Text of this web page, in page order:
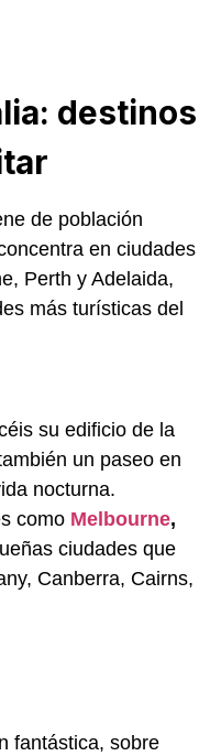
destinos
de población
en ciudades
Perth y Adelaida,
más turísticas del
su edificio de la
un paseo en
nocturna.
como Melbourne,
ciudades que
Canberra, Cairns,
fantástica, sobre